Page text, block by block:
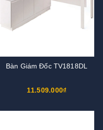
Bàn Giám Đốc TV1818DL
11.509.000₫